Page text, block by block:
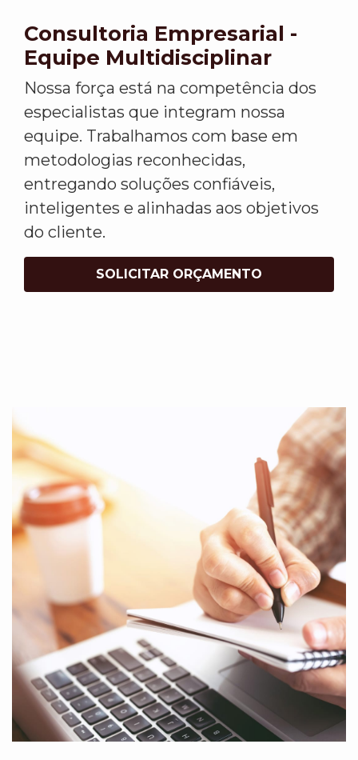
Consultoria Empresarial -
Equipe Multidisciplinar
Nossa força está na competência dos
especialistas que integram nossa
equipe. Trabalhamos com base em
metodologias reconhecidas,
entregando soluções confiáveis,
inteligentes e alinhadas aos objetivos
do cliente.
SOLICITAR ORÇAMENTO